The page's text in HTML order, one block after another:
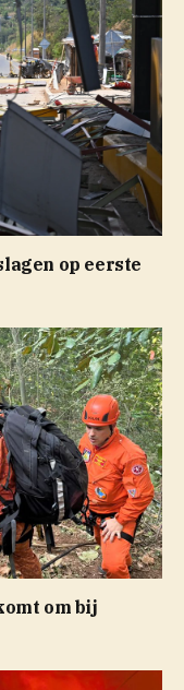
op eerste
om bij